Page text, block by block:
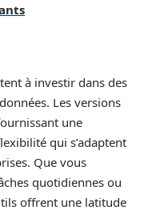
à investir dans des
Les versions
une
qui s’adaptent
Que vous
quotidiennes ou
offrent une latitude